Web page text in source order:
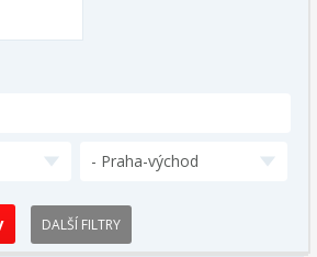
- Praha-východ
DALŠÍ FILTRY